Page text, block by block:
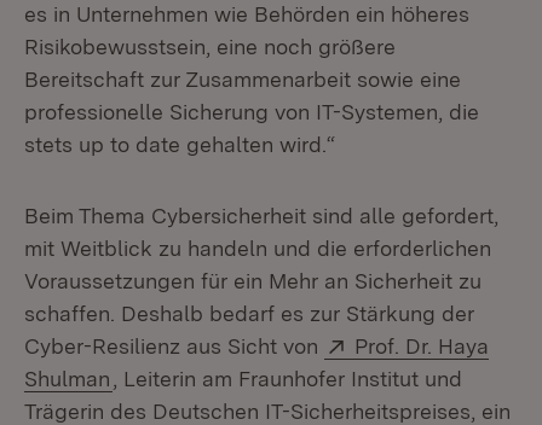
es in Unternehmen wie Behörden ein höheres
Risikobewusstsein, eine noch größere
Bereitschaft zur Zusammenarbeit sowie eine
professionelle Sicherung von IT-Systemen, die
stets up to date gehalten wird.“
Beim Thema Cybersicherheit sind alle gefordert,
mit Weitblick zu handeln und die erforderlichen
Voraussetzungen für ein Mehr an Sicherheit zu
schaffen. Deshalb bedarf es zur Stärkung der
Cyber-Resilienz aus Sicht von
Extern:
Prof. Dr. Haya
Shulman (Öffnet in neuem Fenster)
, Leiterin am Fraunhofer Institut und
Trägerin des Deutschen IT-Sicherheitspreises, ein